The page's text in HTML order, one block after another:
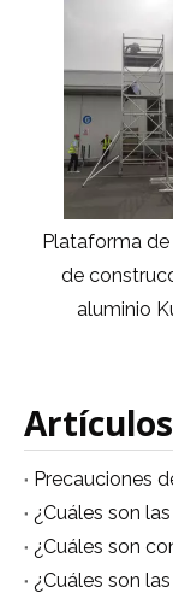
Plataforma
de
aluminio